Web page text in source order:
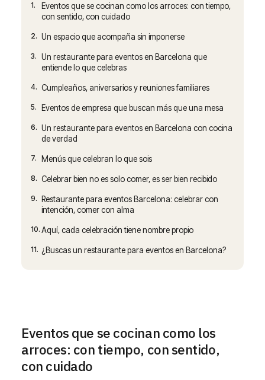
1.
Eventos que se cocinan como los arroces: con tiempo,
con sentido, con cuidado
2. Un espacio que acompaña sin imponerse
3. Un restaurante para eventos en Barcelona que
entiende lo que celebras
4. Cumpleaños, aniversarios y reuniones familiares
5. Eventos de empresa que buscan más que una mesa
6. Un restaurante para eventos en Barcelona con cocina
de verdad
7. Menús que celebran lo que sois
8. Celebrar bien no es solo comer, es ser bien recibido
9.
Restaurante para eventos Barcelona: celebrar con
intención, comer con alma
10. Aquí, cada celebración tiene nombre propio
11. ¿Buscas un restaurante para eventos en Barcelona?
Eventos que se cocinan como los
arroces: con tiempo, con sentido,
con cuidado